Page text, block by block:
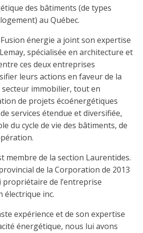
des bâtiments (de types
au Québec.
énergie a joint son expertise
spécialisée en architecture et
ces deux entreprises
leurs actions en faveur de la
immobilier, tout en
de projets écoénergétiques
services étendue et diversifiée,
du cycle de vie des bâtiments, de
membre de la section Laurentides.
de la Corporation de 2013
propriétaire de l’entreprise
électrique inc.
expérience et de son expertise
énergétique, nous lui avons